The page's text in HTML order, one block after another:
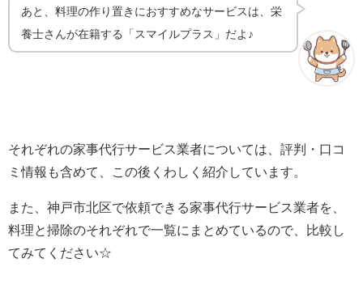
あと、料理の作り置きにおすすめなサービスは、栄
養士さんが在籍する「 スマイルプラス 」だよ♪
それぞれの家事代行サービス業者については、評判・口コ
ミ情報も含めて、この後くわしく紹介しています。
また、神戸市北区で依頼できる家事代行サービス業者を、
料理と掃除のそれぞれで一覧にまとめているので、比較し
てみてください☆